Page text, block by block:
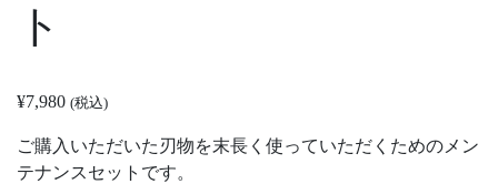
ト
¥7,980 (税込)
ご購入いただいた刃物を末長く使っていただくためのメン
テナンスセットです。